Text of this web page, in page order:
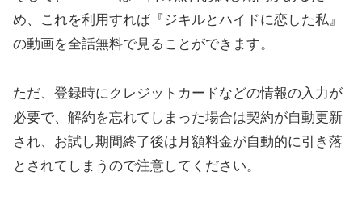
め、これを利用すれば『ジキルとハイドに恋した私』
の動画を全話無料で見ることができます。
ただ、登録時にクレジットカードなどの情報の入力が
必要で、解約を忘れてしまった場合は契約が自動更新
され、お試し期間終了後は月額料金が自動的に引き落
とされてしまうので注意してください。